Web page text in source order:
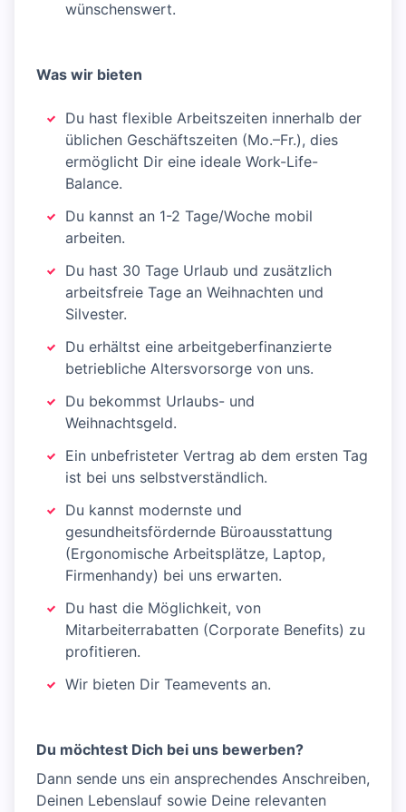
wünschenswert.
Was wir bieten
Du hast flexible Arbeitszeiten innerhalb der
üblichen Geschäftszeiten (Mo.–Fr.), dies
ermöglicht Dir eine ideale Work-Life-
Balance.
Du kannst an 1-2 Tage/Woche mobil
arbeiten.
Du hast 30 Tage Urlaub und zusätzlich
arbeitsfreie Tage an Weihnachten und
Silvester.
Du erhältst eine arbeitgeberfinanzierte
betriebliche Altersvorsorge von uns.
Du bekommst Urlaubs- und
Weihnachtsgeld.
Ein unbefristeter Vertrag ab dem ersten Tag
ist bei uns selbstverständlich.
Du kannst modernste und
gesundheitsfördernde Büroausstattung
(Ergonomische Arbeitsplätze, Laptop,
Firmenhandy) bei uns erwarten.
Du hast die Möglichkeit, von
Mitarbeiterrabatten (Corporate Benefits) zu
profitieren.
Wir bieten Dir Teamevents an.
Du möchtest Dich bei uns bewerben?
Dann sende uns ein ansprechendes Anschreiben,
Deinen Lebenslauf sowie Deine relevanten